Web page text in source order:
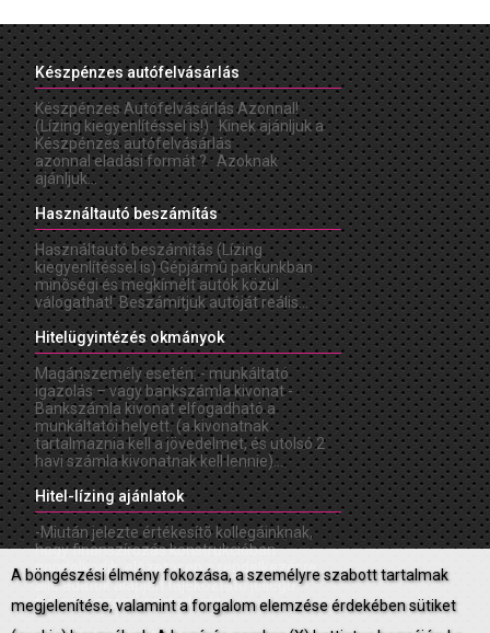
Készpénzes autófelvásárlás
Készpénzes Autófelvásárlás Azonnal!
(Lízing kiegyenlítéssel is!) Kinek ajánljuk a
Készpénzes autófelvásárlás
azonnal eladási formát ? Azoknak
ajánljuk...
Használtautó beszámítás
Használtautó beszámítás (Lízing
kiegyenlítéssel is) Gépjármû parkunkban
minõségi és megkímélt autók közül
válogathat! Beszámítjuk autóját reális...
Hitelügyintézés okmányok
Magánszemély esetén: - munkáltató
igazolás – vagy bankszámla kivonat -
Bankszámla kivonat elfogadható a
munkáltatói helyett. (a kivonatnak
tartalmaznia kell a jövedelmet, és utolsó 2
havi számla kivonatnak kell lennie)...
Hitel-lízing ajánlatok
-Miután jelezte értékesítõ kollegáinknak,
hogy finanszírozás konstrukcióban
gondolkodik, elõzetesen a rendelkezésre
álló adatok alapján tájékoztató jellegû
finanszírozási konstrukciót...
A böngészési élmény fokozása, a személyre szabott tartalmak
megjelenítése, valamint a forgalom elemzése érdekében sütiket